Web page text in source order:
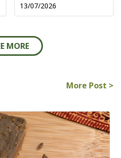
13/07/2026
MORE
More Post >